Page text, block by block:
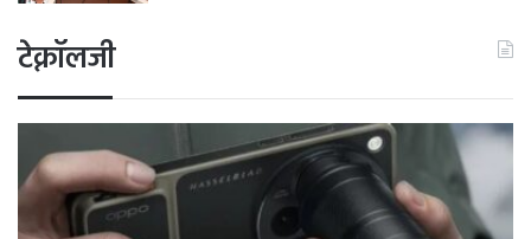
टेक्नॉलजी